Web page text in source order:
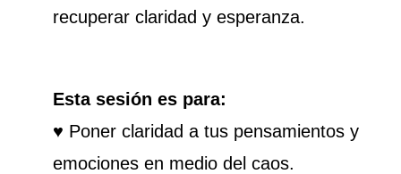
recuperar claridad y esperanza.
Esta sesión es para:
♥ Poner claridad a tus pensamientos y
emociones en medio del caos.